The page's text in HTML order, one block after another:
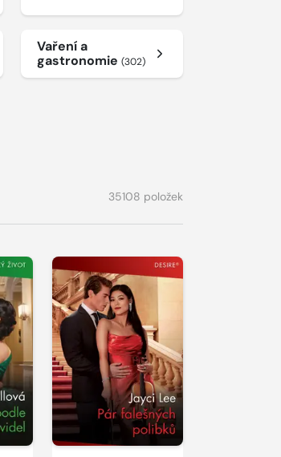
Vaření a
gastronomie (302)
35108 položek